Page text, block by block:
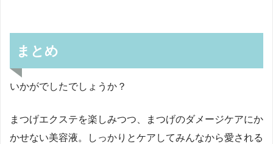
まとめ
いかがでしたでしょうか？
まつげエクステを楽しみつつ、まつげのダメージケアにか
かせない美容液。しっかりとケアしてみんなから愛される